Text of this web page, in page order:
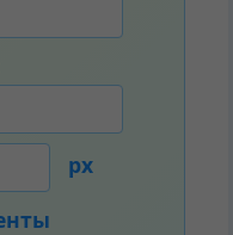
px